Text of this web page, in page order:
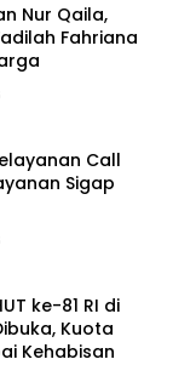
Nur Qaila,
Fahriana
Call
Sigap
ke-81 RI di
Kuota
Kehabisan